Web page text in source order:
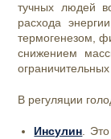
тучных людей
расхода
термогенезом,
снижением
ограничительных
В регуляции
Инсулин.